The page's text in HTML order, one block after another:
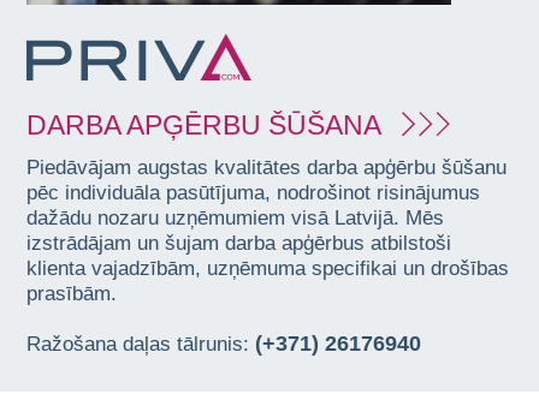
DARBA APĢĒRBU ŠŪŠANA
Piedāvājam augstas kvalitātes darba apģērbu šūšanu
pēc individuāla pasūtījuma, nodrošinot risinājumus
dažādu nozaru uzņēmumiem visā Latvijā. Mēs
izstrādājam un šujam darba apģērbus atbilstoši
klienta vajadzībām, uzņēmuma specifikai un drošības
prasībām.
Ražošana daļas tālrunis: (+371) 26176940